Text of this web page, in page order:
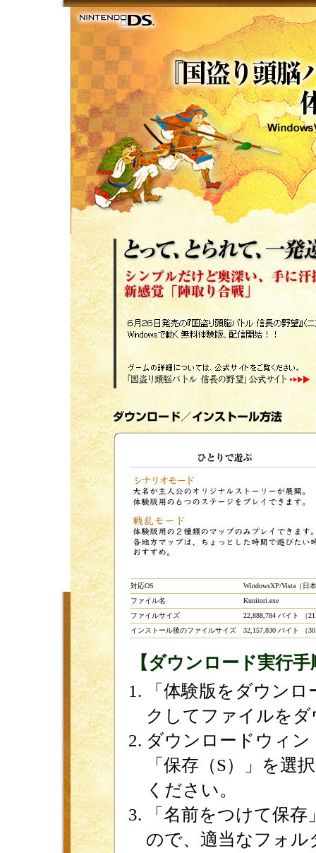
対応OS
WindowsXP/Vista（日
ファイル名
Kunitori.exe
ファイルサイズ
22,888,784 バイト （
インストール後のファイルサイズ
32,157,830 バイト （
【ダウンロード実行手
「体験版をダウン
クしてファイルを
ダウンロードウィ
「保存（S）」を選
ください。
「名前をつけて保
ので、適当なフォル